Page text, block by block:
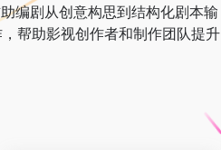
编剧从创意构思到结构化剧本输
帮助影视创作者和制作团队提升